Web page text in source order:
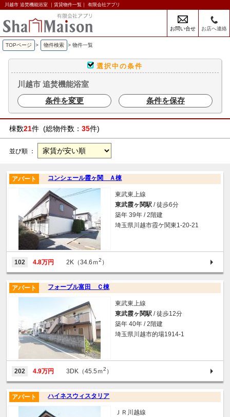
川越市 追焚機能浴室 ｜賃貸物件一覧｜ 有限会社アプリ
お問い合せ お店へ連絡
TOPページ > 物件検索 > 物件一覧
選択中の条件
川越市 追焚機能浴室
条件を変更
条件を保存
棟数21件 (総物件数： 35件)
並び順 ：
コンシェール霞ヶ関 Ａ棟
アパート
東武東上線
東武霞ヶ関駅 / 徒歩6分
築年 39年 / 2階建
埼玉県川越市霞ケ関東1-20-21
102 4.8万円 2K（34.6ｍ2 ）
フォーブル富田 Ｃ棟
アパート
東武東上線
東武霞ヶ関駅 / 徒歩12分
築年 40年 / 2階建
埼玉県川越市的場1914-1
202 4.9万円 3DK（45.5ｍ2 ）
ハイネスウィスタリア
アパート
ＪＲ川越線